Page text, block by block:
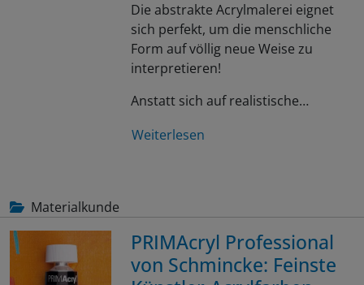
Die abstrakte Acrylmalerei eignet
sich perfekt, um die menschliche
Form auf völlig neue Weise zu
interpretieren!
Anstatt sich auf realistische…
Weiterlesen
Materialkunde
PRIMAcryl Professional
von Schmincke: Feinste